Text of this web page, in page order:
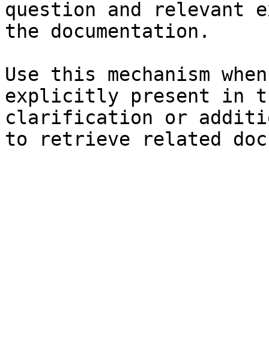
question and relevant
the documentation.
Use this mechanism
explicitly present in
clarification or